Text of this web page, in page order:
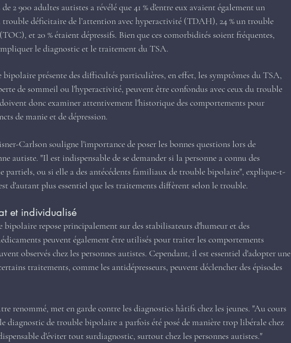
2 900 adultes autistes a révélé que 41 % d'entre eux avaient également un
trouble déficitaire de l’attention avec hyperactivité (TDAH), 24 % un trouble
et 20 % étaient dépressifs. Bien que ces comorbidités soient fréquentes,
le diagnostic et le traitement du TSA.
présente des difficultés particulières, en effet, les symptômes du TSA,
de sommeil ou l'hyperactivité, peuvent être confondus avec ceux du trouble
donc examiner attentivement l'historique des comportements pour
de manie et de dépression.
Carlson souligne l'importance de poser les bonnes questions lors de
autiste. "Il est indispensable de se demander si la personne a connu des
partiels, ou si elle a des antécédents familiaux de trouble bipolaire", explique-t-
d'autant plus essentiel que les traitements diffèrent selon le trouble.
et individualisé
repose principalement sur des stabilisateurs d'humeur et des
peuvent également être utilisés pour traiter les comportements
observés chez les personnes autistes. Cependant, il est essentiel d'adopter une
traitements, comme les antidépresseurs, peuvent déclencher des épisodes
renommé, met en garde contre les diagnostics hâtifs chez les jeunes. "Au cours
le diagnostic de trouble bipolaire a parfois été posé de manière trop libérale chez
d'éviter tout surdiagnostic, surtout chez les personnes autistes."